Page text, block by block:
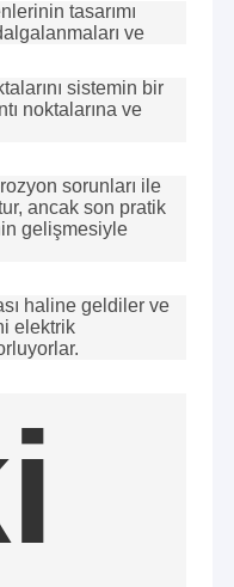
tasarımı
ve
sistemin bir
noktalarına ve
sorunları ile
ancak son pratik
gelişmesiyle
haline geldiler ve
elektrik